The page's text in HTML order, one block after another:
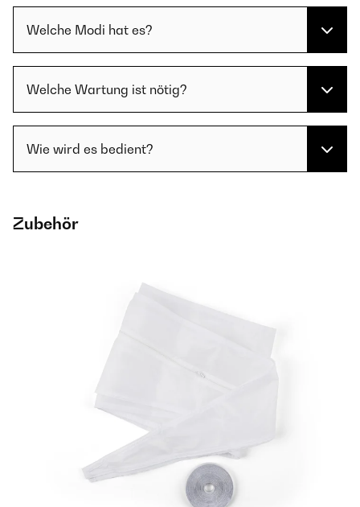
Welche Modi hat es?
Welche Wartung ist nötig?
Wie wird es bedient?
Zubehör